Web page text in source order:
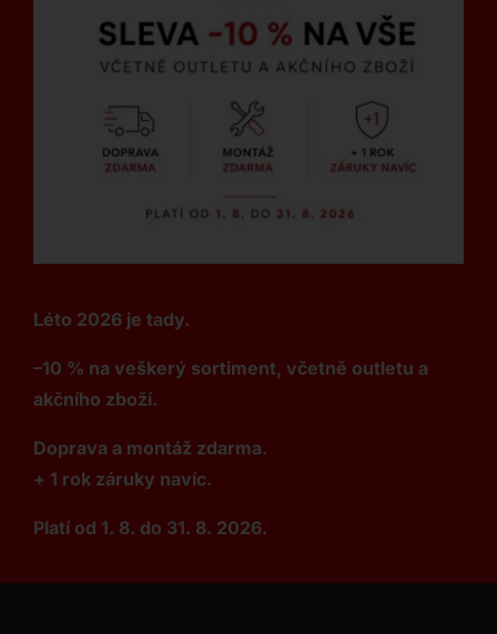
Léto 2026 je tady.
–10 % na veškerý sortiment, včetně outletu a
akčního zboží.
Doprava a montáž zdarma.
+ 1 rok záruky navíc.
Platí od 1. 8. do 31. 8. 2026.